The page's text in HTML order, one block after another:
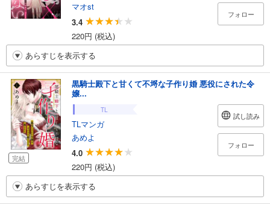
マオst
3.4
220円 (税込)
フォロー
あらすじを表示する
完結
黒騎士殿下と甘くて不埒な子作り婚 悪役にされた令
嬢...
TL
TLマンガ
あめよ
4.0
220円 (税込)
試し読み
フォロー
あらすじを表示する